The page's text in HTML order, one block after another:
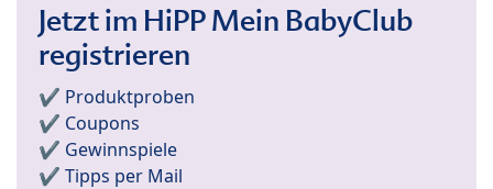
Jetzt im HiPP Mein BabyClub
registrieren
✔️ Produktproben
✔️ Coupons
✔️ Gewinnspiele
✔️ Tipps per Mail